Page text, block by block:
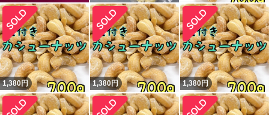
1,380円 1,380円 1,380円